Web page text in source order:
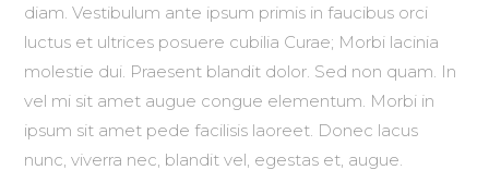
diam. Vestibulum ante ipsum primis in faucibus orci
luctus et ultrices posuere cubilia Curae; Morbi lacinia
molestie dui. Praesent blandit dolor. Sed non quam. In
vel mi sit amet augue congue elementum. Morbi in
ipsum sit amet pede facilisis laoreet. Donec lacus
nunc, viverra nec, blandit vel, egestas et, augue.